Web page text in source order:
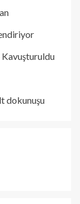
Kavuşturuldu
dokunuşu